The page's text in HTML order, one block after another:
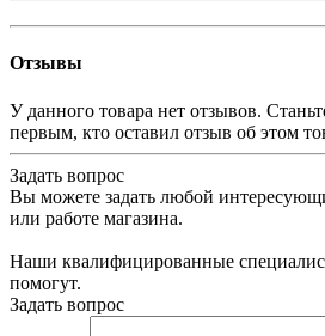
Отзывы
У данного товара нет отзывов.
первым, кто оставил отзыв об этом
Задать вопрос
Вы можете задать любой
или работе магазина.
Наши квалифицированные
помогут.
Задать вопрос